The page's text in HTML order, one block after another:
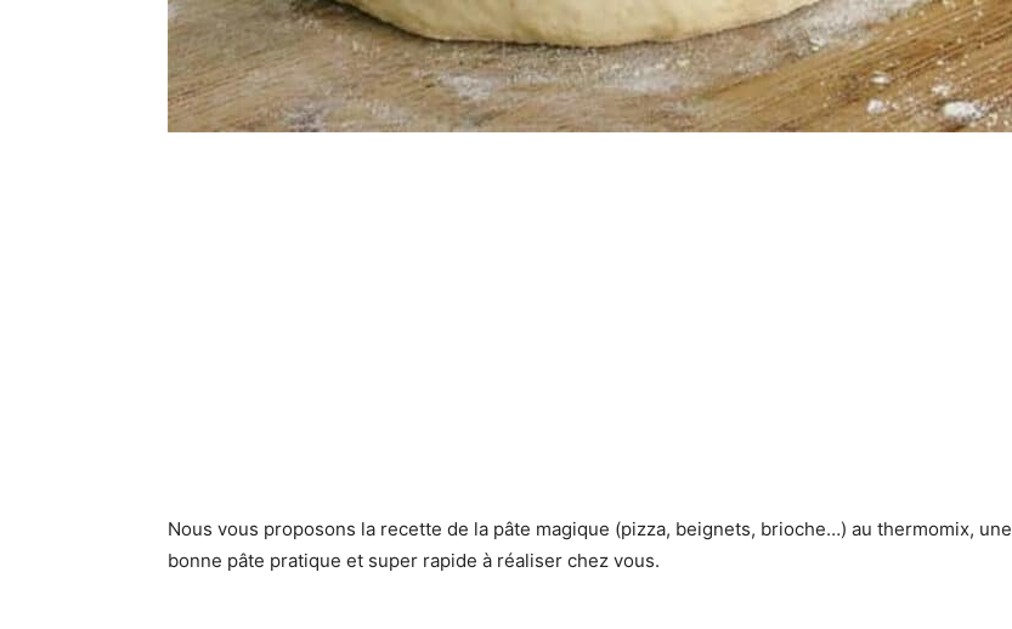
Nous vous proposons la recette de la pâte magique (pizza, beignets, brioche…) au thermomix, une
bonne pâte pratique et super rapide à réaliser chez vous.